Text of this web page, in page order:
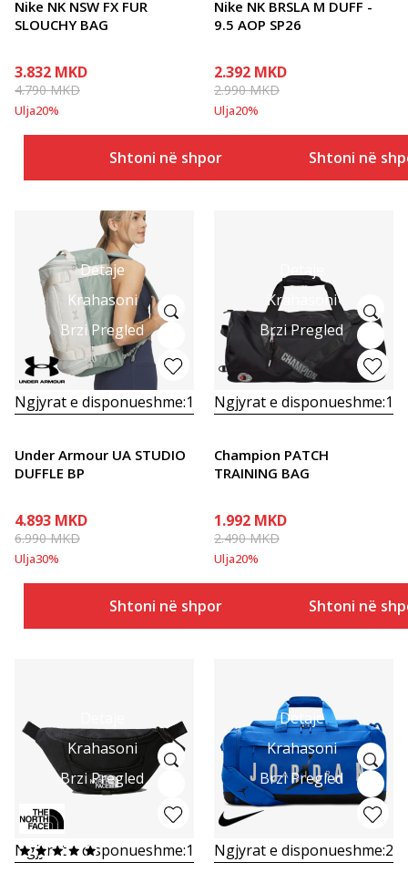
Nike NK NSW FX FUR
SLOUCHY BAG
3.832 MKD
4.790MKD
Ulja20%
Shtoni në shportë
Nike NK BRSLA M DUFF -
9.5 AOP SP26
2.392 MKD
2.990MKD
Ulja20%
Shtoni në
Detaje
Krahasoni
Brzi Pregled
Ngjyrat e disponueshme:1
Under Armour UA STUDIO
DUFFLE BP
4.893 MKD
6.990MKD
Ulja30%
Shtoni në shportë
Krahasoni
Brzi Pregled
Ngjyrat e disponueshme:1
Champion PATCH
TRAINING BAG
1.992 MKD
2.490MKD
Ulja20%
Shtoni në
Krahasoni
Brzi Pregled
Ngjyrat e disponueshme:1
Detaje
Krahasoni
Brzi Pregled
Ngjyrat e disponueshme:2